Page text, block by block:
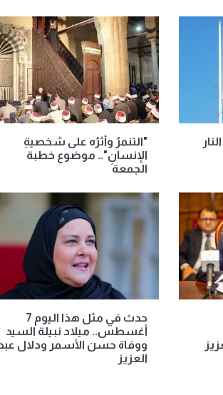
"التنمرُ وأثرُه على شخصيةِ
الإنسانِ".. موضوع خطبة
الجمعة
حدث في مثل هذا اليوم 7
أغسطس.. ميلاد نبيلة السيد
ووفاة حسن الأسمر ودلال
العزيز